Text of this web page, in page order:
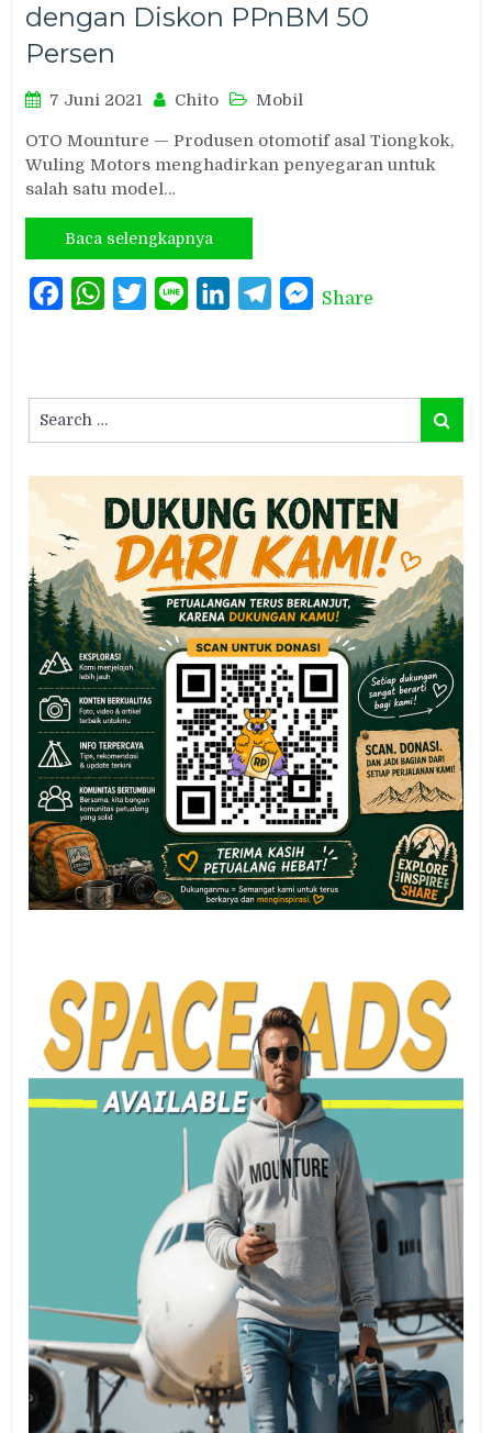
dengan Diskon PPnBM 50
Persen
7 Juni 2021 Chito Mobil
OTO Mounture — Produsen otomotif asal Tiongkok,
Wuling Motors menghadirkan penyegaran untuk
salah satu model…
Baca selengkapnya
FacebookWhatsAppTwitterLine LinkedInTelegramMessenger
Share
for:
Search